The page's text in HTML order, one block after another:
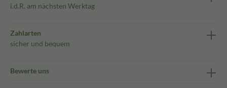
i.d.R. am nächsten Werktag
Zahlarten
sicher und bequem
Bewerte uns